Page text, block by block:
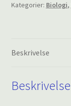
Kategorier: Biologi,
Beskrivelse
Beskrivelse